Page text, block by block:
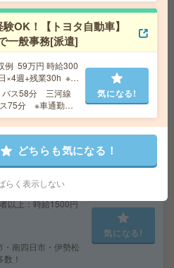
休み！製品の組み立て[派
勤・バイク通勤OK
気になる!
お話相手など＊未経験OK[派
～1750円 / 介護福祉
以上：時給1500円
・南四日市・伊勢松
！
気になる!
OK！【トヨタ自動車】
一般事務[派遣]
59万円 時給300
×4週+残業30h ※月
ではありません。
ス58分 三河線
75分 ※車通勤可
気になる!
どちらも気になる！
らく表示しない